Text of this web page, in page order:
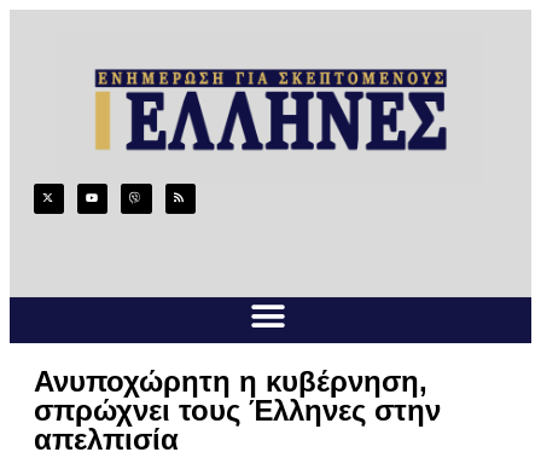
Ανυποχώρητη η κυβέρνηση,
σπρώχνει τους Έλληνες στην
απελπισία